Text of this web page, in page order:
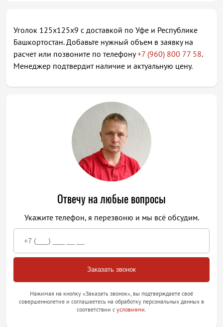
Уголок 125х125х9 с доставкой по Уфе и Республике
Башкортостан. Добавьте нужный объем в заявку на
расчет или позвоните по телефону+7 (960) 800 77 58.
Менеджер подтвердит наличие и актуальную цену.
Отвечу на любые вопросы
Укажите телефон, я перезвоню и мы всё обсудим.
Нажимая на кнопку «Заказать звонок», вы подтверждаете своё
совершеннолетие и соглашаетесь на обработку персональных данных в
соответствии с условиями.